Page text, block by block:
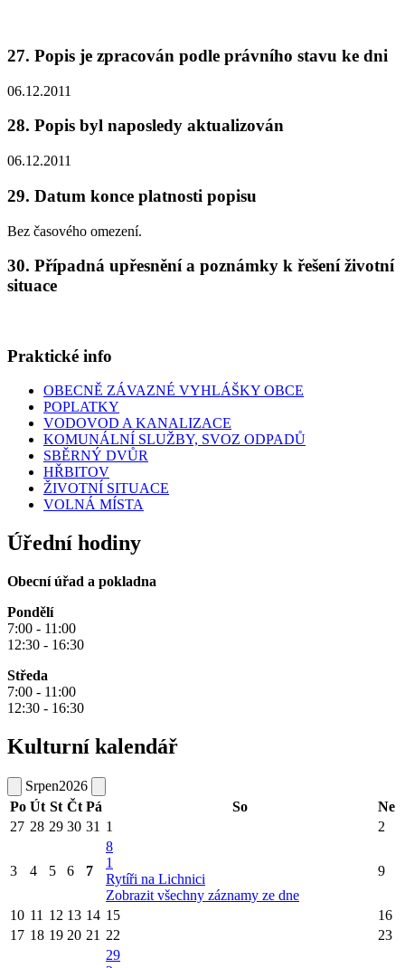
27. Popis je zpracován podle právního stavu ke dni
06.12.2011
28. Popis byl naposledy aktualizován
06.12.2011
29. Datum konce platnosti popisu
Bez časového omezení.
30. Případná upřesnění a poznámky k řešení životní
situace
Praktické info
OBECNĚ ZÁVAZNÉ VYHLÁŠKY OBCE
POPLATKY
VODOVOD A KANALIZACE
KOMUNÁLNÍ SLUŽBY, SVOZ ODPADŮ
SBĚRNÝ DVŮR
HŘBITOV
ŽIVOTNÍ SITUACE
VOLNÁ MÍSTA
Úřední hodiny
Obecní úřad a pokladna
Pondělí
7:00 - 11:00
12:30 - 16:30
Středa
7:00 - 11:00
12:30 - 16:30
Kulturní kalendář
Srpen2026
Po Út St Čt Pá So
Ne
27 28 29 30 31 1 2
3 4 5 6 7
8
1
Rytíři na Lichnici
Zobrazit všechny záznamy ze dne
9
10 11 12 13 14 15
16
17 18 19 20 21 22
23
29